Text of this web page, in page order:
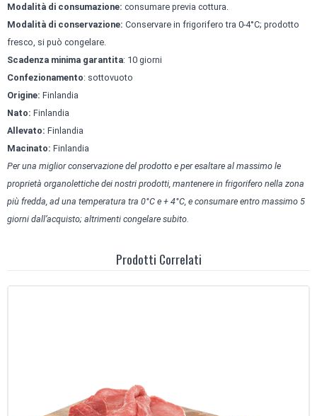
Modalità di consumazione: consumare previa cottura.
Modalità di conservazione: Conservare in frigorifero tra 0-4°C; prodotto
fresco, si può congelare.
Scadenza minima garantita: 10 giorni
Confezionamento: sottovuoto
Origine: Finlandia
Nato: Finlandia
Allevato: Finlandia
Macinato: Finlandia
Per una miglior conservazione del prodotto e per esaltare al massimo le
proprietà organolettiche dei nostri prodotti, mantenere in frigorifero nella zona
più fredda, ad una temperatura tra 0°C e + 4°C, e consumare entro massimo 5
giorni dall’acquisto; altrimenti congelare subito.
Prodotti Correlati